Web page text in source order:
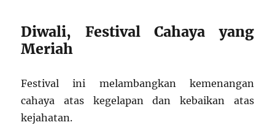
Diwali, Festival Cahaya yang
Meriah
Festival ini melambangkan kemenangan
cahaya atas kegelapan dan kebaikan atas
kejahatan.